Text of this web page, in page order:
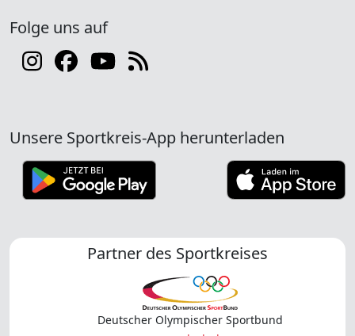
Folge uns auf
Unsere Sportkreis-App herunterladen
Partner des Sportkreises
Deutscher Olympischer Sportbund